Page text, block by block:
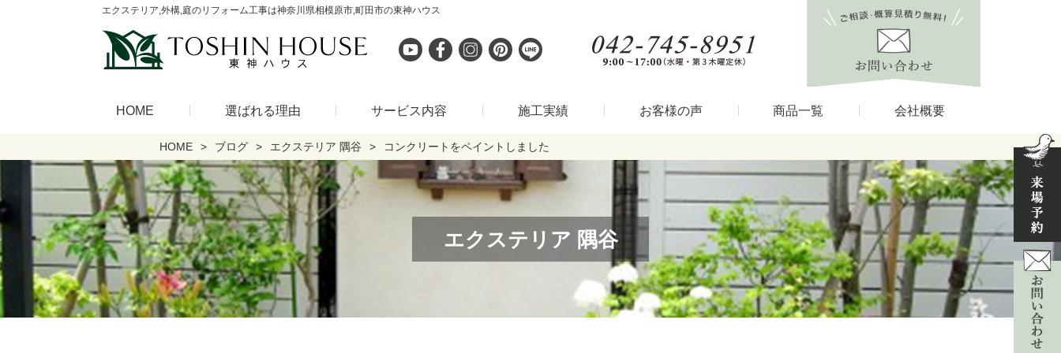
エクステリア,外構,庭のリフォーム工事は神奈川県相模原市,町田市の東神ハウス
HOME 選ばれる理由 サービス内容 施工実績 お客様の声 商品一覧 会社概要
HOME ブログ エクステリア 隅谷 コンクリートをペイントしました
エクステリア 隅谷